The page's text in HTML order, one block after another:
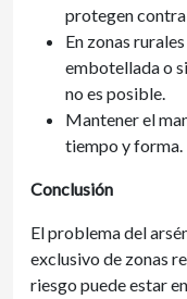
protegen
En zonas
embotellada o
no es posible.
Mantener el
tiempo y forma.
Conclusión
El problema del
exclusivo de zonas
riesgo puede estar